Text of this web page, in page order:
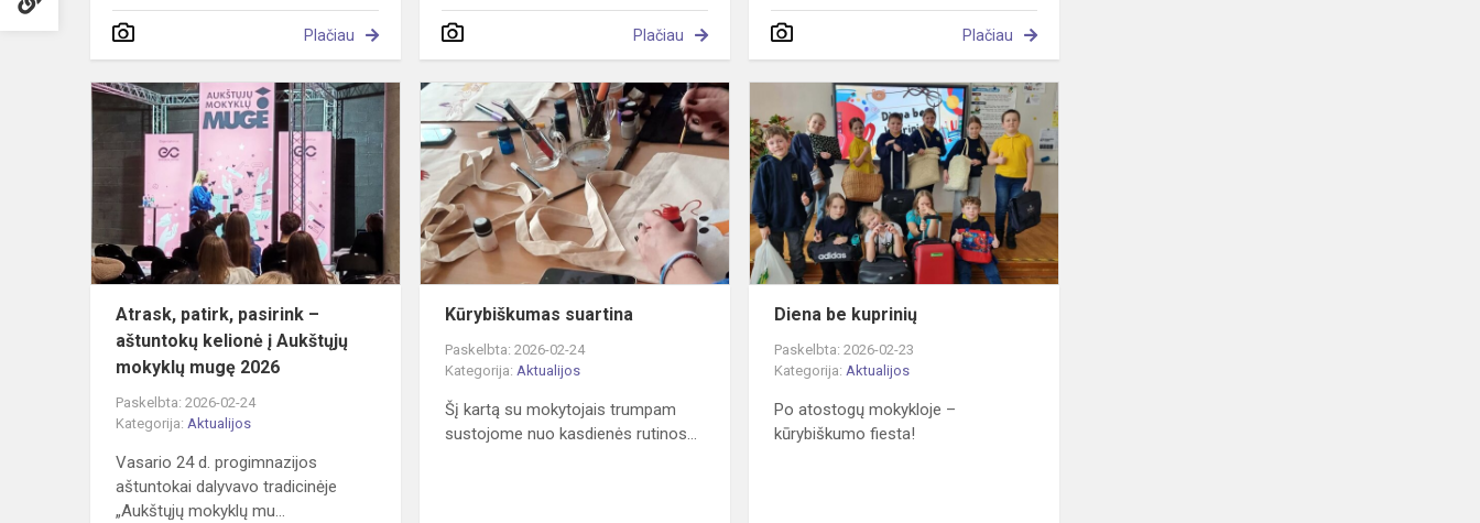
Plačiau Plačiau Plačiau
Atrask,
patirk,
pasirink
aštuntokų
kelionė
Aukštųjų
Atrask, patirk, pasirink –
aštuntokų kelionė į Aukštųjų
mokyklų mugę 2026
Paskelbta: 2026-02-24
Kategorija: Aktualijos
Vasario 24 d. progimnazijos
aštuntokai dalyvavo tradicinėje
„Aukštųjų mokyklų mu...
Kūrybiškumas
suartina
Kūrybiškumas suartina
Paskelbta: 2026-02-24
Kategorija:Aktualijos
Šį kartą su mokytojais trumpam
sustojome nuo kasdienės rutinos...
be
Diena be kuprinių
Paskelbta: 2026-02-23
Kategorija:Aktualijos
Po atostogų mokykloje –
kūrybiškumo fiesta!